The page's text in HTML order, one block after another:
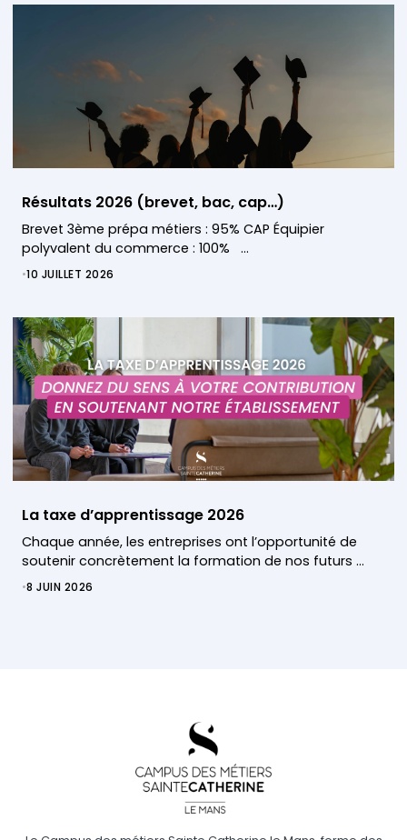
Résultats 2026 (brevet, bac, cap…)
Brevet 3ème prépa métiers : 95% CAP Équipier
polyvalent du commerce : 100% …
•10 JUILLET 2026
La taxe d’apprentissage 2026
Chaque année, les entreprises ont l’opportunité de
soutenir concrètement la formation de nos futurs …
•8 JUIN 2026